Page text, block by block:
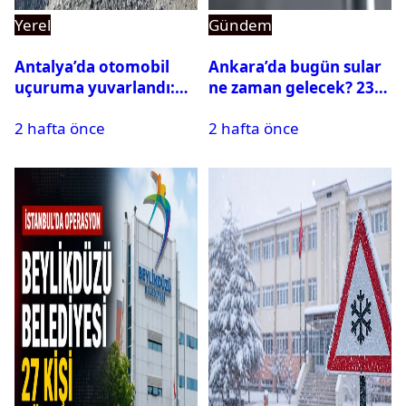
Yerel
Antalya’da otomobil
uçuruma yuvarlandı:
var
2 hafta önce
Gündem
Ankara’da bugün sular
ne zaman gelecek? 23
su kesintisi sorgulama
2 hafta önce